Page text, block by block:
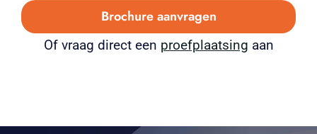
Brochure aanvragen
Of vraag direct een proefplaatsing aan